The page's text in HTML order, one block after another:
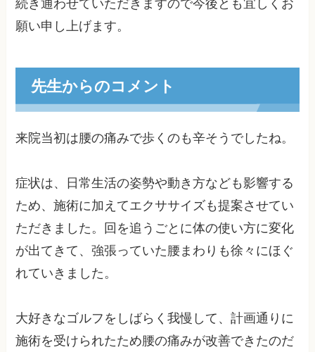
続き通わせていただきますので今後とも宜しくお
願い申し上げます。
先生からのコメント
来院当初は腰の痛みで歩くのも辛そうでしたね。
症状は、日常生活の姿勢や動き方なども影響する
ため、施術に加えてエクササイズも提案させてい
ただきました。回を追うごとに体の使い方に変化
が出てきて、強張っていた腰まわりも徐々にほぐ
れていきました。
大好きなゴルフをしばらく我慢して、計画通りに
施術を受けられたため腰の痛みが改善できたのだ